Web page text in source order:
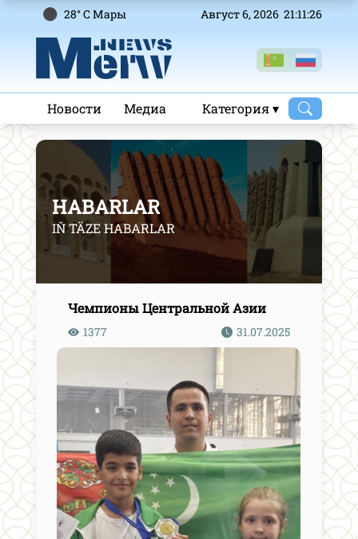
28° C Mары Август 6, 2026 21:11:27
Новости Медиа Категория ▾
HABARLAR
IŇ TÄZE HABARLAR
Чемпионы Центральной Азии
1377 31.07.2025